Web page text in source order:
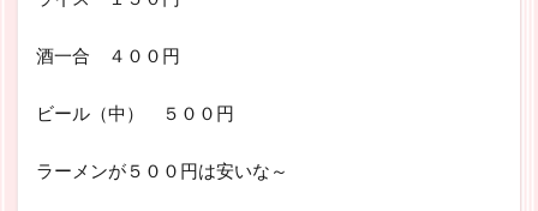
酒一合 ４００円
ビール（中） ５００円
ラーメンが５００円は安いな～